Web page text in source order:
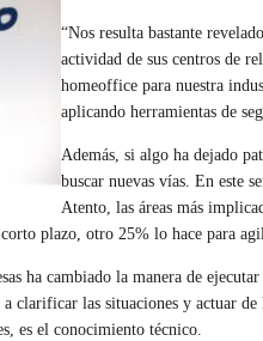
“Nos resulta bastante
actividad de sus centros de
homeoffice para nuestra
aplicando herramientas de
Además, si algo ha dejado
buscar nuevas vías. En este
Atento, las áreas más
plazo, otro 25% lo hace para
ha cambiado la manera de
a clarificar las situaciones y actuar
es el conocimiento técnico.